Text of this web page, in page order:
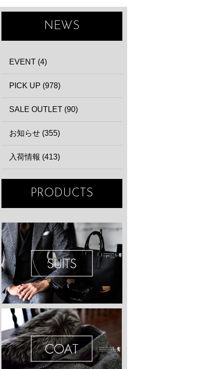
NEWS
EVENT (4)
PICK UP (978)
SALE OUTLET (90)
お知らせ (355)
入荷情報 (413)
PRODUCTS